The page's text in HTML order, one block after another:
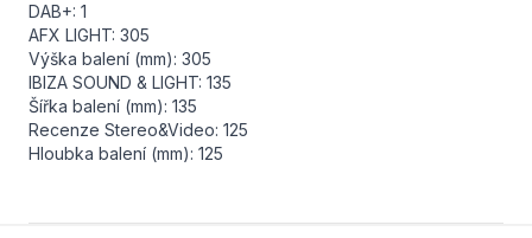
DAB+: 1
AFX LIGHT: 305
Výška balení (mm): 305
IBIZA SOUND & LIGHT: 135
Šířka balení (mm): 135
Recenze Stereo&Video: 125
Hloubka balení (mm): 125